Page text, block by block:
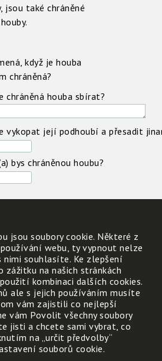
jsou také chráněné
když je houba
chráněná?
chráněná houba sbírat?
vykopat její podhoubí a přesadit
bys chráněnou houbu?
máš chovat,
houby? Uveď 2
jednu důležitou pro
pro
v přírodě:
jsou soubory cookie. Některé z
webu, ty vypnout nelze
nimi souhlasíte. Ke zlepšení
zážitku na našich stránkách
kombinaci dalších cookies.
ale s jejich používáním musíte
vám zajistili co nejlepší
vám Povolit všechny soubory
jisti a chcete sami vybrat, co
na „určit předvolby“
souborů cookie.